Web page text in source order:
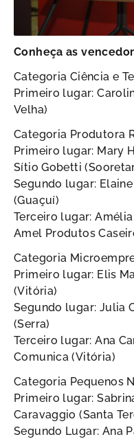
Conheça as
Categoria Ciência e
Primeiro lugar:
Velha)
Categoria Produtora
Primeiro lugar: Mary
Sítio Gobetti
Segundo lugar:
(Guaçuí)
Terceiro lugar:
Amel Produtos
Categoria
Primeiro lugar: Elis
(Vitória)
Segundo lugar: Julia
(Serra)
Terceiro lugar: Ana
Comunica (Vitória)
Categoria Pequenos
Primeiro lugar:
Caravaggio (Santa
Segundo Lugar: Ana